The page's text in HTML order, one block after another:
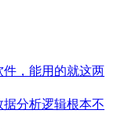
，能用的就这两
分析逻辑根本不